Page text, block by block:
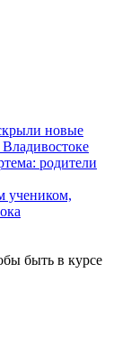
новые
родители
учеником,
быть в курсе